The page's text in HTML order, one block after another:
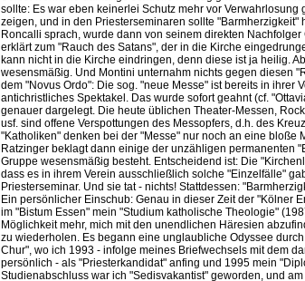
sollte: Es war eben keinerlei Schutz mehr vor
zeigen, und in den Priesterseminaren sollte "Barmherzigkeit"
Roncalli sprach, wurde dann von seinem direkten
erklärt zum "Rauch des Satans", der in die Kirche
kann nicht in die Kirche eindringen, denn diese ist ja heilig.
wesensmäßig. Und Montini unternahm nichts gegen diesen
dem "Novus Ordo": Die sog. "neue Messe" ist bereits in ihrer
antichristliches Spektakel. Das wurde sofort geahnt (cf.
genauer dargelegt. Die heute üblichen Theater-Messen,
usf. sind offene Verspottungen des Messopfers, d.h. des
"Katholiken" denken bei der "Messe" nur noch an eine bloße
Ratzinger beklagt dann einige der unzähligen permanenten
Gruppe wesensmäßig besteht. Entscheidend ist: Die
dass es in ihrem Verein ausschließlich solche "Einzelfälle"
Priesterseminar. Und sie tat - nichts! Stattdessen:
Ein persönlicher Einschub: Genau in dieser Zeit der "Kölner
im "Bistum Essen" mein "Studium katholische Theologie"
Möglichkeit mehr, mich mit den unendlichen Häresien
zu wiederholen. Es begann eine unglaubliche Odyssee
Chur", wo ich 1993 - infolge meines Briefwechsels mit dem
persönlich - als "Priesterkandidat" anfing und 1995 mein
Studienabschluss war ich "Sedisvakantist" geworden, und